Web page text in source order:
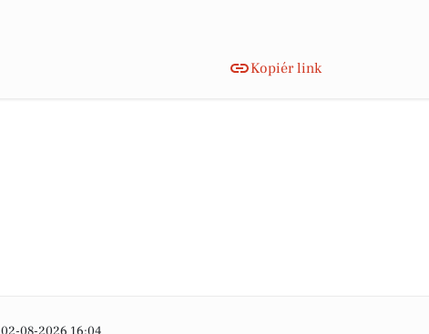
Kopiér link